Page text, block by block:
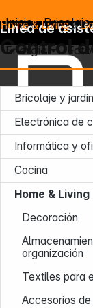
Inicio
Energía Foto
Home & Living
Control
Bricolaje y
Electrónica de
Informática y
Cocina
Home & Living
Decoración
organización
Textiles para
Accesorios de
Línea de
Lun – Jue: 7:30 –
Vie: 7:30 – 13:30
Tel.: +49 931
E-mail: